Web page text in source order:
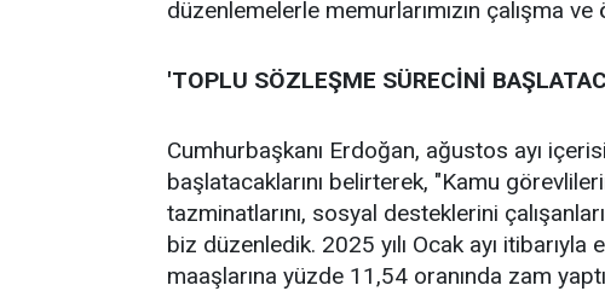
düzenlemelerle memurlarımızın çalışma
'TOPLU SÖZLEŞME SÜRECİNİ
Cumhurbaşkanı Erdoğan, ağustos ayı
başlatacaklarını belirterek, "Kamu
tazminatlarını, sosyal desteklerini
biz düzenledik. 2025 yılı Ocak ayı
maaşlarına yüzde 11,54 oranında zam